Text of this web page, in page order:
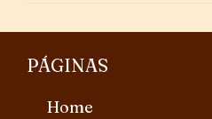
PÁGINAS
Home